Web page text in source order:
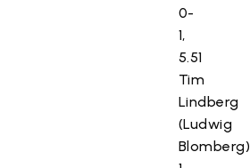
0-
1,
5.51
Tim
Lindberg
(Ludwig
Blomberg)